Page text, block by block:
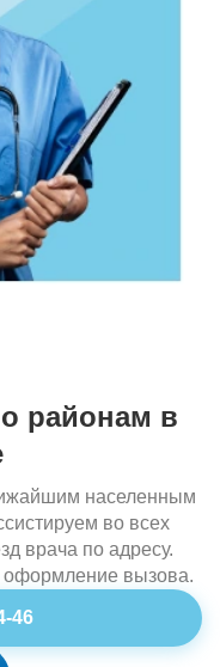
районам в
населенным
во всех
врача по адресу.
вызова.
46